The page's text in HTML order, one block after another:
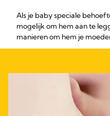
Als je baby speciale
mogelijk om hem aan te
manieren om hem je